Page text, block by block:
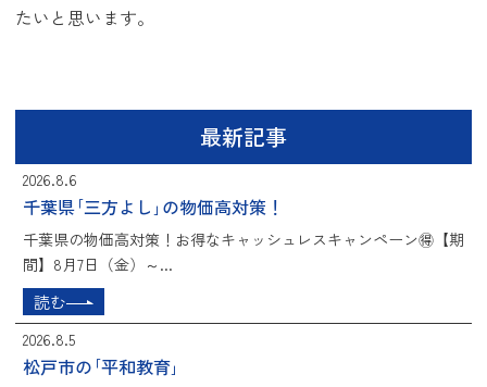
たいと思います。
最新記事
2026.8.6
千葉県｢三方よし｣の物価高対策！
千葉県の物価高対策！お得なキャッシュレスキャンペーン🉐【期
間】8月7日（金）～...
読む
2026.8.5
松戸市の｢平和教育｣